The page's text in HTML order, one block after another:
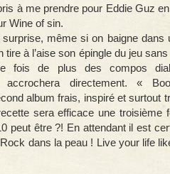
à me prendre pour Eddie Guz
Wine of sin.
même si on baigne dans
tire à l’aise son épingle du jeu
fois de plus des compos
accrochera directement. «
album frais, inspiré et surtout
sera efficace une troisième
peut être ?! En attendant il est
dans la peau ! Live your life